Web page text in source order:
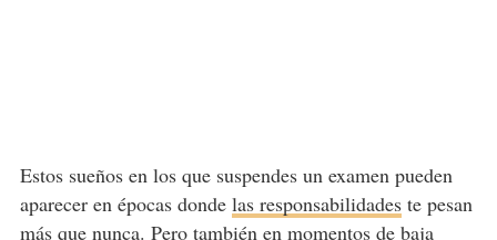
Estos sueños en los que suspendes un examen pueden
aparecer en épocas donde las responsabilidadeste pesan
más que nunca. Pero también en momentos de baja